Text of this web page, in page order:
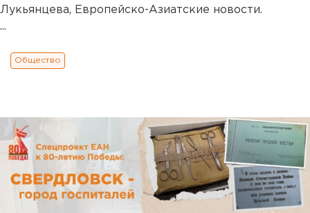
Лукьянцева, Европейско-Азиатские новости.
...
Общество